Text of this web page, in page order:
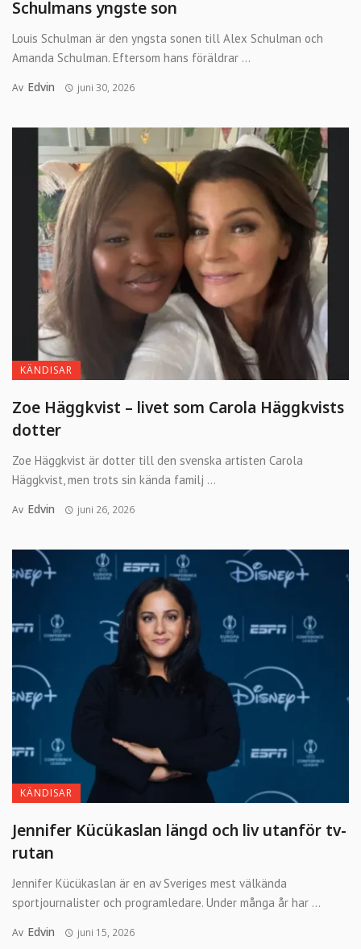
Schulmans yngste son
Louis Schulman är den yngsta sonen till Alex Schulman och
Amanda Schulman. Eftersom hans föräldrar ...
Av Edvin juni 30, 2026
KÄNDISAR
Zoe Häggkvist – livet som Carola Häggkvists
dotter
Zoe Häggkvist är dotter till den svenska artisten Carola
Häggkvist, men trots sin kända familj ...
Av Edvin juni 26, 2026
KÄNDISAR
Jennifer Kücükaslan längd och liv utanför tv-
rutan
Jennifer Kücükaslan är en av Sveriges mest välkända
sportjournalister och programledare. Under många år har ...
Av Edvin juni 15, 2026